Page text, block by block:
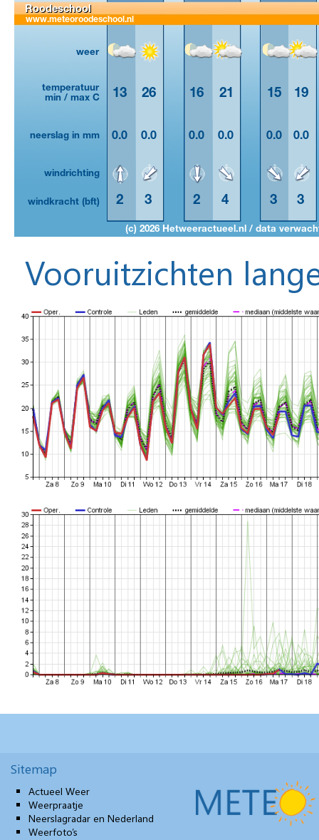
Vooruitzichten
Sitemap
Actueel Weer
Weerpraatje
Neerslagradar en Nederland
Weerfoto’s